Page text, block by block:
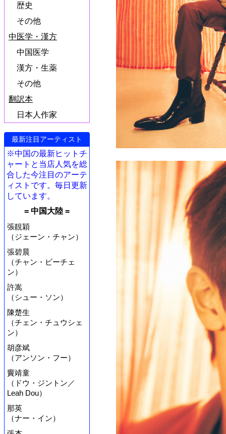
歴史
その他
中医学・漢方
中国医学
漢方・生薬
その他
翻訳本
日本人作家
最新注目アーティスト
※中国の最新ヒットチ
ャートと当店人気を総
合した今注目のアーテ
ィストです。毎日更新
しています。
= 中国大陸 =
張靚穎
（ジェーン・チャン）
張碧晨
（チャン・ビーチェ
ン）
許嵩
（シュー・ソン）
陳楚生
（チェン・チュウシェ
ン）
胡彦斌
（アンソン・フー）
竇靖童
（ドウ・ジントン／
Leah Dou）
那英
（ナー・イン）